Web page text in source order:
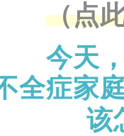
（点
今天
全症家
该